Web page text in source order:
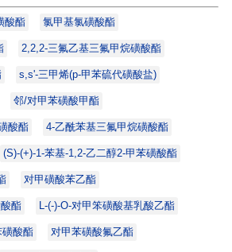
酸酯 氯甲基氯磺酸酯
2,2,2-三氟乙基三氟甲烷磺酸酯
s,s'-三甲烯(p-甲苯硫代磺酸盐)
邻/对甲苯磺酸甲酯
酸酯 4-乙酰苯基三氟甲烷磺酸酯
(S)-(+)-1-苯基-1,2-乙二醇2-甲苯磺酸酯
对甲磺酸苯乙酯
酯 L-(-)-O-对甲笨磺酸基乳酸乙酯
磺酸酯 对甲苯磺酸氟乙酯